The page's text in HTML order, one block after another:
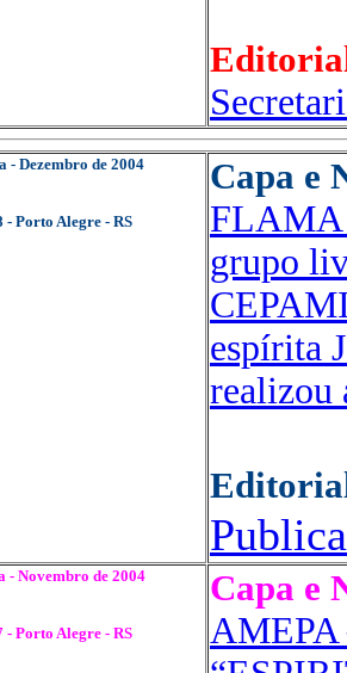
Dezembro de 2004
- Porto Alegre - RS
Capa e
FLAMA
grupo
espírita
realizou
Novembro de 2004
- Porto Alegre - RS
Capa e